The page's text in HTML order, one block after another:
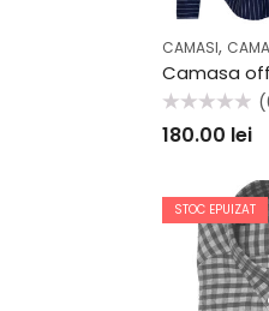
CAMASI,
la
180.00 lei
STOC EPUIZAT